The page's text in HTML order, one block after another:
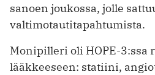
sanoen joukossa, jolle
valtimotautitapahtumista.
Monipilleri oli HOPE-3:ssa
lääkkeeseen: statiini,